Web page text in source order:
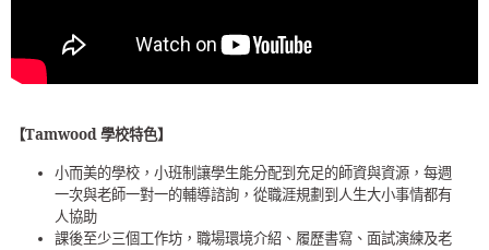
【Tamwood 學校特色】
小而美的學校，小班制讓學生能分配到充足的師資與資源， 每週
一次與老師一對一的輔導諮詢，從職涯規劃到人生大小事情都有
人協助
課後至少三個工作坊，職場環境介紹、履歷書寫、面試演練及老